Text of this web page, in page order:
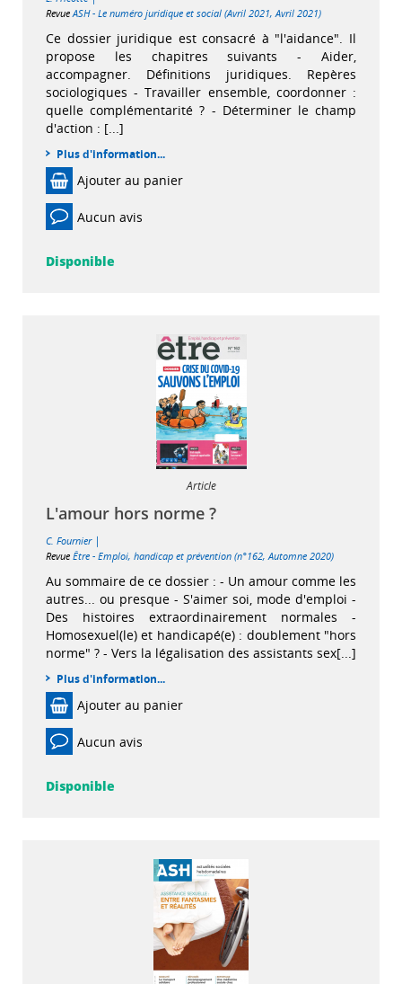
Revue ASH - Le numéro juridique et social (Avril 2021, Avril 2021)
Ce dossier juridique est consacré à "l'aidance". Il
propose les chapitres suivants - Aider,
accompagner. Définitions juridiques. Repères
sociologiques - Travailler ensemble, coordonner :
quelle complémentarité ? - Déterminer le champ
d'action : [...]
Plus d'information...
Ajouter au panier
Aucun avis
Disponible
Article
L'amour hors norme ?
C. Fournier |
Revue Être - Emploi, handicap et prévention (n°162, Automne 2020)
Au sommaire de ce dossier : - Un amour comme les
autres... ou presque - S'aimer soi, mode d'emploi -
Des histoires extraordinairement normales -
Homosexuel(le) et handicapé(e) : doublement "hors
norme" ? - Vers la légalisation des assistants sex[...]
Plus d'information...
Ajouter au panier
Aucun avis
Disponible